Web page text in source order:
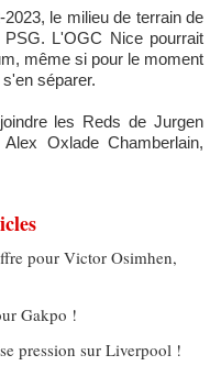
le milieu de terrain de
L'OGC Nice pourrait
même si pour le moment
séparer.
les Reds de Jurgen
Oxlade Chamberlain,
pour Victor Osimhen,
Gakpo !
pression sur Liverpool !